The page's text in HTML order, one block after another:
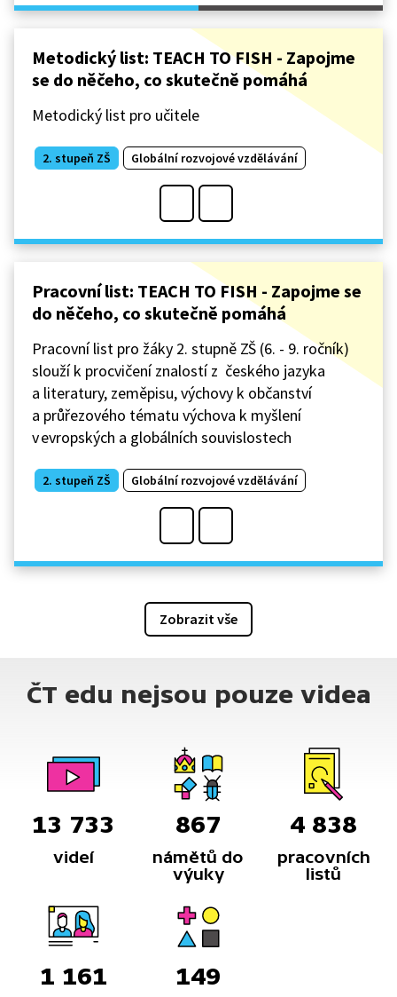
Metodický list: TEACH TO FISH - Zapojme
se do něčeho, co skutečně pomáhá
Metodický list pro učitele
2. stupeň ZŠ Globální rozvojové vzdělávání
Pracovní list: TEACH TO FISH - Zapojme se
do něčeho, co skutečně pomáhá
Pracovní list pro žáky 2. stupně ZŠ (6. - 9. ročník)
slouží k procvičení znalostí z českého jazyka
a literatury, zeměpisu, výchovy k občanství
a průřezového tématu výchova k myšlení
v evropských a globálních souvislostech
2. stupeň ZŠ Globální rozvojové vzdělávání
Zobrazit vše
ČT edu nejsou pouze videa
13 733
videí
867
námětů do
výuky
4 838
pracovních
listů
1 161 149